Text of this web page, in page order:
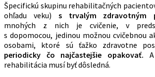
Špecifickú skupinu rehabilitačných
ohľadu veku) s trvalým zdravotným
mnohých z nich je cvičenie, v
s dopomocou, jedinou možnou cvičebnou
osobami, ktoré sú ťažko zdravotne
periodicky čo najčastejšie opakovať.
rehabilitácia musí byť dôsledná.